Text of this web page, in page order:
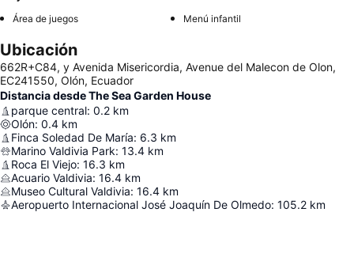
Área de juegos Menú infantil
Ubicación
662R+C84, y Avenida Misericordia, Avenue del Malecon de Olon,
EC241550, Olón, Ecuador
Distancia desde The Sea Garden House
parque central: 0.2 km
Olón: 0.4 km
Finca Soledad De María: 6.3 km
Marino Valdivia Park: 13.4 km
Roca El Viejo: 16.3 km
Acuario Valdivia: 16.4 km
Museo Cultural Valdivia: 16.4 km
Aeropuerto Internacional José Joaquín De Olmedo: 105.2 km